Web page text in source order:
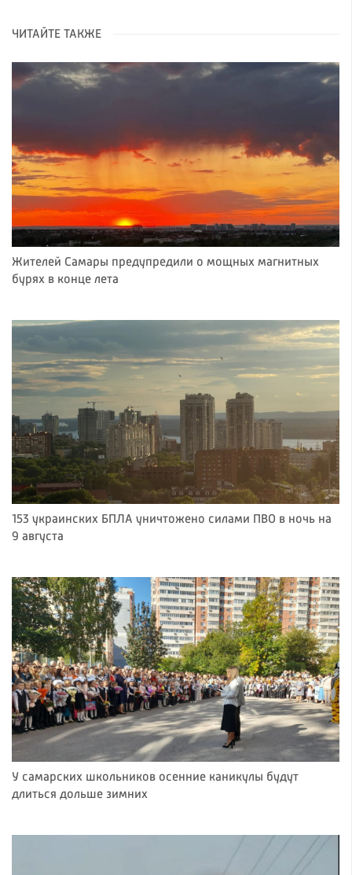
ЧИТАЙТЕ ТАКЖЕ
Жителей Самары предупредили о мощных магнитных
бурях в конце лета
153 украинских БПЛА уничтожено силами ПВО в ночь на
9 августа
У самарских школьников осенние каникулы будут
длиться дольше зимних